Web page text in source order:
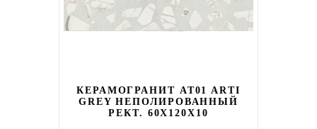
КЕРАМОГРАНИТ AT01 ARTI
GREY НЕПОЛИРОВАННЫЙ
РЕКТ. 60X120X10